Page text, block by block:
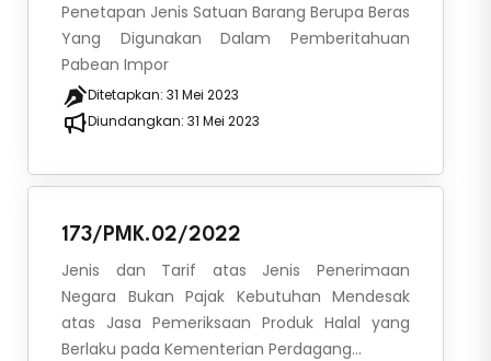
Penetapan Jenis Satuan Barang Berupa Beras
Yang Digunakan Dalam Pemberitahuan
Pabean Impor
Ditetapkan: 31 Mei 2023
Diundangkan: 31 Mei 2023
173/PMK.02/2022
Jenis dan Tarif atas Jenis Penerimaan
Negara Bukan Pajak Kebutuhan Mendesak
atas Jasa Pemeriksaan Produk Halal yang
Berlaku pada Kementerian Perdagang...